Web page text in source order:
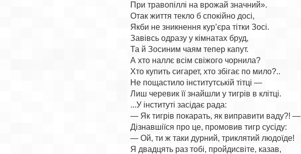
При травопіллі на врожай значний».
Отак життя текло б спокійно досі,
Якби не зникнення кур’єра тітки Зосі.
Завівсь одразу у кімнатах бруд,
Та й Зосиним чаям тепер капут.
А хто наллє всім свіжого чорнила?
Хто купить сигарет, хто збігає по мило?..
Не пощастило інститутській тітці —
Лиш черевик її знайшли у тигрів в клітці.
...У інституті засідає рада:
— Як тигрів покарать, як виправити ваду?! —
Дізнавшіїся про це, промовив тигр сусіду:
— Ой, ти ж таки дурний, триклятий людоїде!
Я двадцять раз тобі, пройдисвіте, казав,